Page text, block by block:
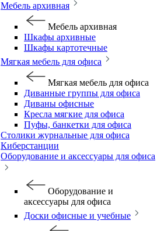
Мебель архивная
Мебель архивная
Шкафы архивные
Шкафы картотечные
Мягкая мебель для офиса
Мягкая мебель для офиса
Диванные группы для офиса
Диваны офисные
Кресла мягкие для офиса
Пуфы, банкетки для офиса
Столики журнальные для офиса
Киберстанции
Оборудование и аксессуары для офиса
Оборудование и
аксессуары для офиса
Доски офисные и учебные